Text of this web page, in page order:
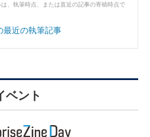
、執筆時点、または直近の記事の寄稿時点で
最近の執筆記事
ベント